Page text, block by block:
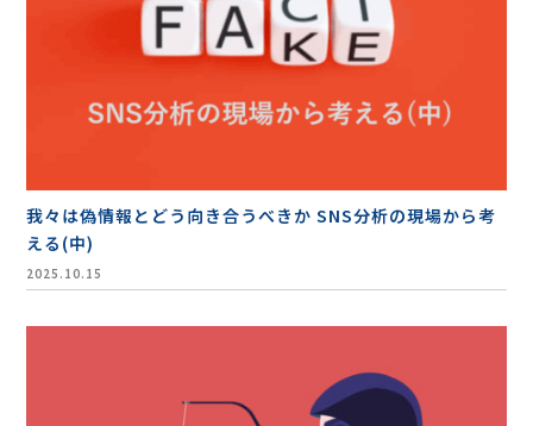
我々は偽情報とどう向き合うべきか SNS分析の現場から考
える(中)
2025.10.15